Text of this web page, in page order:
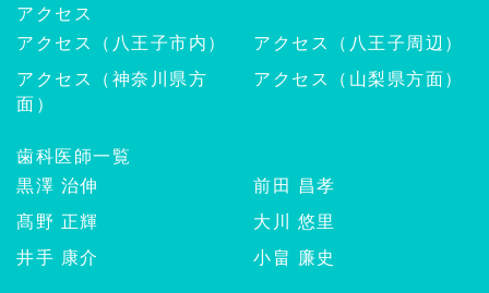
アクセス
アクセス（八王子市内）
アクセス（八王子周辺）
アクセス（神奈川県方
面）
アクセス（山梨県方面）
歯科医師一覧
黒澤 治伸
前田 昌孝
髙野 正輝
大川 悠里
井手 康介
小畠 廉史